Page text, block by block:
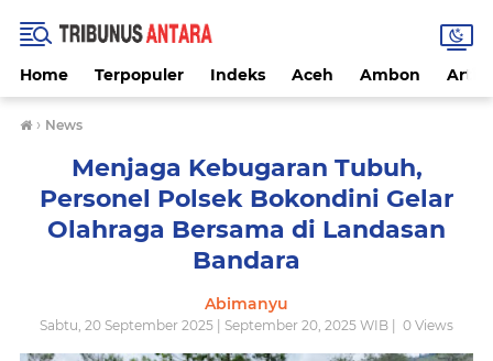
Home Terpopuler Indeks Aceh Ambon
› News
Menjaga Kebugaran Tubuh,
Personel Polsek Bokondini Gelar
Olahraga Bersama di Landasan
Bandara
Abimanyu
Sabtu, 20 September 2025 | September 20, 2025 WIB | 0 Views